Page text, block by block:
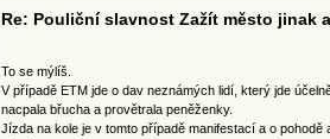
Re: Pouliční slavnost Zažít město jinak
To se mýlíš.
V případě ETM jde o dav neznámých lidí, který jde
nacpala břucha a provětrala peněženky.
Jízda na kole je v tomto případě manifestací a o